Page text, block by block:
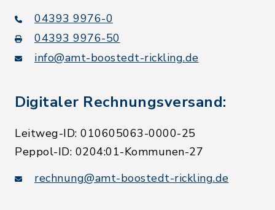
04393 9976-0
04393 9976-50
info@amt-boostedt-rickling.de
Digitaler Rechnungsversand:
Leitweg-ID: 010605063-0000-25
Peppol-ID: 0204:01-Kommunen-27
rechnung@amt-boostedt-rickling.de